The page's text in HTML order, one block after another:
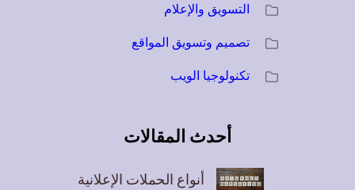
التسويق والإعلام
تصميم وتسويق المواقع
تكنولوجيا الويب
أحدث المقالات
أنواع الحملات الإعلانية